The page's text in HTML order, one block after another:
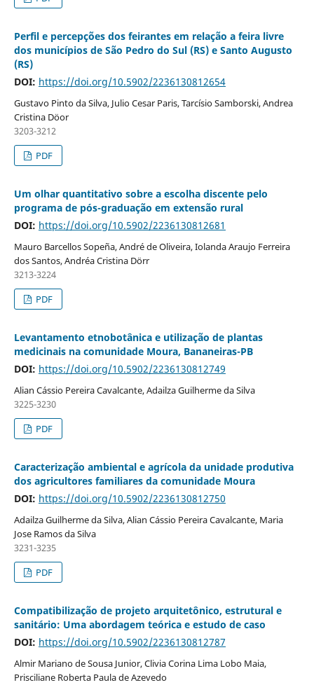
Perfil e percepções dos feirantes em relação a feira livre
dos municípios de São Pedro do Sul (RS) e Santo Augusto
(RS)
DOI: https://doi.org/10.5902/2236130812654
Gustavo Pinto da Silva, Julio Cesar Paris, Tarcísio Samborski, Andrea
Cristina Döor
3203-3212
PDF
Um olhar quantitativo sobre a escolha discente pelo
programa de pós-graduação em extensão rural
DOI: https://doi.org/10.5902/2236130812681
Mauro Barcellos Sopeña, André de Oliveira, Iolanda Araujo Ferreira
dos Santos, Andréa Cristina Dörr
3213-3224
PDF
Levantamento etnobotânica e utilização de plantas
medicinais na comunidade Moura, Bananeiras-PB
DOI: https://doi.org/10.5902/2236130812749
Alian Cássio Pereira Cavalcante, Adailza Guilherme da Silva
3225-3230
PDF
Caracterização ambiental e agrícola da unidade produtiva
dos agricultores familiares da comunidade Moura
DOI: https://doi.org/10.5902/2236130812750
Adailza Guilherme da Silva, Alian Cássio Pereira Cavalcante, Maria
Jose Ramos da Silva
3231-3235
PDF
Compatibilização de projeto arquitetônico, estrutural e
sanitário: Uma abordagem teórica e estudo de caso
DOI: https://doi.org/10.5902/2236130812787
Almir Mariano de Sousa Junior, Clivia Corina Lima Lobo Maia,
Prisciliane Roberta Paula de Azevedo